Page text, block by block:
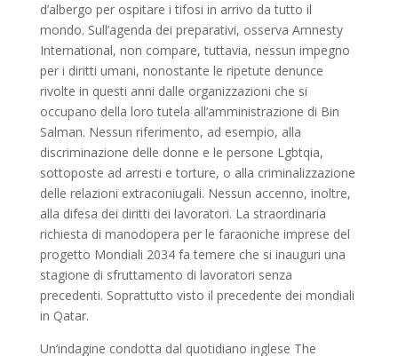
d’albergo per ospitare i tifosi in arrivo da tutto il
mondo. Sull’agenda dei preparativi, osserva Amnesty
International, non compare, tuttavia, nessun impegno
per i diritti umani, nonostante le ripetute denunce
rivolte in questi anni dalle organizzazioni che si
occupano della loro tutela all’amministrazione di Bin
Salman. Nessun riferimento, ad esempio, alla
discriminazione delle donne e le persone Lgbtqia,
sottoposte ad arresti e torture, o alla criminalizzazione
delle relazioni extraconiugali. Nessun accenno, inoltre,
alla difesa dei diritti dei lavoratori. La straordinaria
richiesta di manodopera per le faraoniche imprese del
progetto Mondiali 2034 fa temere che si inauguri una
stagione di sfruttamento di lavoratori senza
precedenti. Soprattutto visto il precedente dei mondiali
in Qatar.
Un’indagine condotta dal quotidiano inglese The